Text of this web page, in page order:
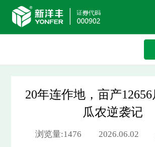
20年连作地，亩产
瓜农逆袭记
浏览量:1476 2026.06.02